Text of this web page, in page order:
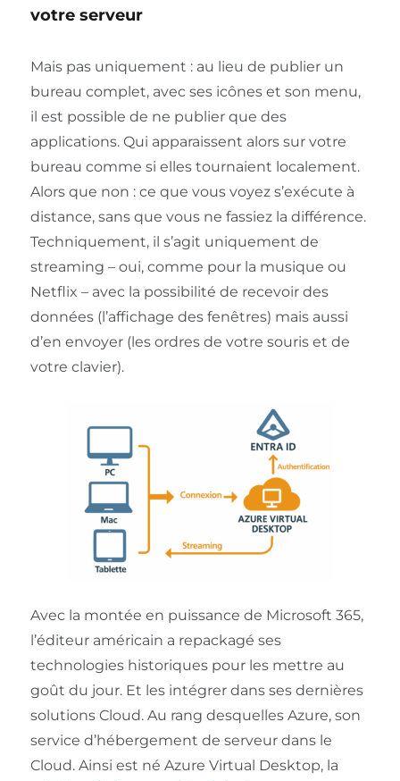
votre serveur
Mais pas uniquement : au lieu de publier un
bureau complet, avec ses icônes et son menu,
il est possible de ne publier que des
applications. Qui apparaissent alors sur votre
bureau comme si elles tournaient localement.
Alors que non : ce que vous voyez s’exécute à
distance, sans que vous ne fassiez la différence.
Techniquement, il s’agit uniquement de
streaming – oui, comme pour la musique ou
Netflix – avec la possibilité de recevoir des
données (l’affichage des fenêtres) mais aussi
d’en envoyer (les ordres de votre souris et de
votre clavier).
Avec la montée en puissance de Microsoft 365,
l’éditeur américain a repackagé ses
technologies historiques pour les mettre au
goût du jour. Et les intégrer dans ses dernières
solutions Cloud. Au rang desquelles Azure, son
service d’hébergement de serveur dans le
Cloud. Ainsi est né Azure Virtual Desktop, la